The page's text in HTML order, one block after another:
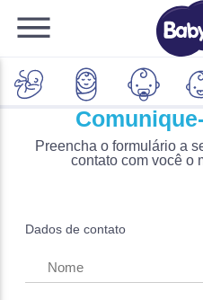
Preencha o formulário a
contato com você o
Dados de contato
Nome